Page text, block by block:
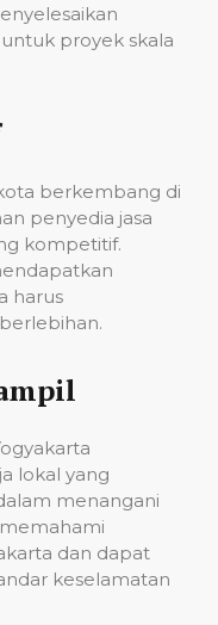
proyek skala
berkembang di
penyedia jasa
kompetitif.
harus
lokal yang
menangani
dan dapat
keselamatan